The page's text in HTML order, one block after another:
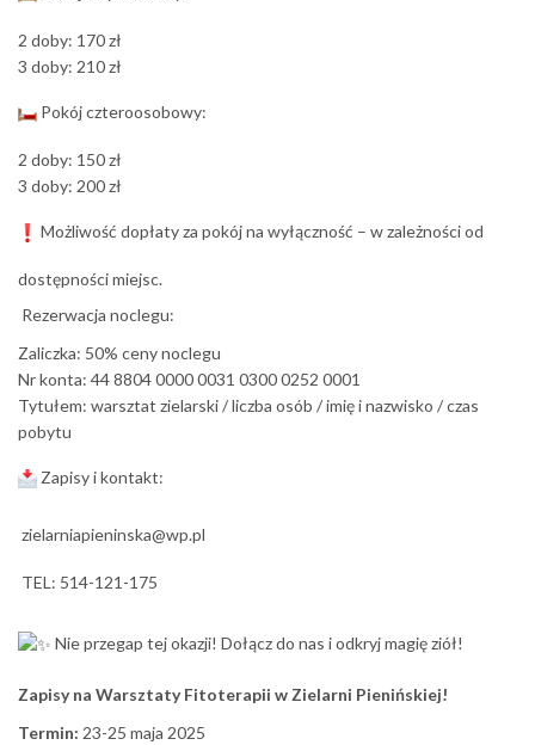
2 doby: 170 zł
3 doby: 210 zł
Pokój czteroosobowy:
2 doby: 150 zł
3 doby: 200 zł
Możliwość dopłaty za pokój na wyłączność – w zależności od
dostępności miejsc.
Rezerwacja noclegu:
Zaliczka: 50% ceny noclegu
Nr konta: 44 8804 0000 0031 0300 0252 0001
Tytułem: warsztat zielarski / liczba osób / imię i nazwisko / czas
pobytu
Zapisy i kontakt:
zielarniapieninska@wp.pl
TEL: 514-121-175
Nie przegap tej okazji! Dołącz do nas i odkryj magię ziół!
Zapisy na Warsztaty Fitoterapii w Zielarni Pienińskiej!
Termin: 23-25 maja 2025